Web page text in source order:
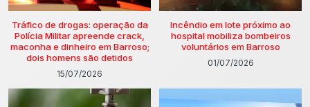
Tráfico de drogas: operação da
Polícia Militar apreende crack,
maconha e dinheiro em Barroso;
dois homens são detidos
15/07/2026
Incêndio em lote próximo ao
hospital mobiliza bombeiros
voluntários em Barroso
01/07/2026